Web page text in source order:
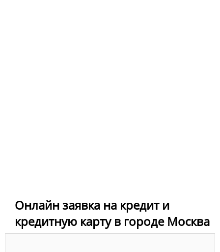
Онлайн заявка на кредит и
кредитную карту в городе Москва